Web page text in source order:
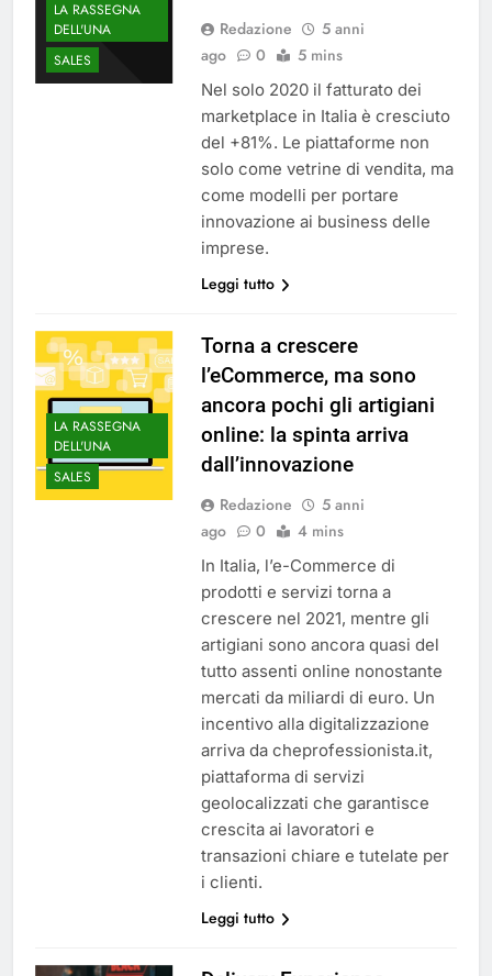
LA RASSEGNA
DELL'UNA
SALES
Redazione
5 anni
ago
0 5 mins
Nel solo 2020 il fatturato dei
marketplace in Italia è cresciuto
del +81%. Le piattaforme non
solo come vetrine di vendita, ma
come modelli per portare
innovazione ai business delle
imprese.
Leggi tutto
LA RASSEGNA
DELL'UNA
SALES
Torna a crescere
l’eCommerce, ma sono
ancora pochi gli artigiani
online: la spinta arriva
dall’innovazione
Redazione
5 anni
ago
0 4 mins
In Italia, l’e-Commerce di
prodotti e servizi torna a
crescere nel 2021, mentre gli
artigiani sono ancora quasi del
tutto assenti online nonostante
mercati da miliardi di euro. Un
incentivo alla digitalizzazione
arriva da cheprofessionista.it,
piattaforma di servizi
geolocalizzati che garantisce
crescita ai lavoratori e
transazioni chiare e tutelate per
i clienti.
Leggi tutto